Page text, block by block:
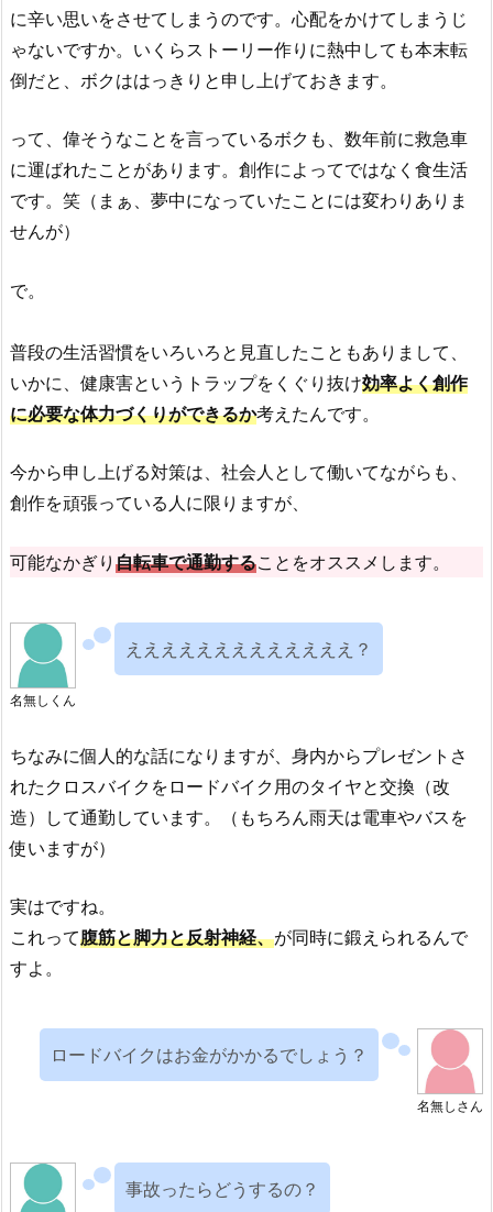
に辛い思いをさせてしまうのです。心配をかけてしまうじ
ゃないですか。いくらストーリー作りに熱中しても本末転
倒だと、ボクははっきりと申し上げておきます。
って、偉そうなことを言っているボクも、数年前に救急車
に運ばれたことがあります。創作によってではなく食生活
です。笑（まぁ、夢中になっていたことには変わりありま
せんが）
で。
普段の生活習慣をいろいろと見直したこともありまして、
いかに、健康害というトラップをくぐり抜け効率よく創作
に必要な体力づくりができるか考えたんです。
今から申し上げる対策は、社会人として働いてながらも、
創作を頑張っている人に限りますが、
可能なかぎり 自転車で通勤することをオススメします。
名無しくん
えええええええええええええ？
ちなみに個人的な話になりますが、身内からプレゼントさ
れたクロスバイクをロードバイク用のタイヤと交換（改
造）して通勤しています。（もちろん雨天は電車やバスを
使いますが）
実はですね。
これって腹筋と脚力と反射神経、が同時に鍛えられるんで
すよ。
名無しさん
ロードバイクはお金がかかるでしょう？
事故ったらどうするの？